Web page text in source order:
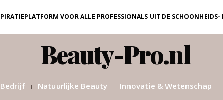
VOOR ALLE PROFESSIONALS UIT DE SCHOONHEIDS-
Beauty-Pro.nl
Natuurlijke Beauty Innovatie & Wetenschap